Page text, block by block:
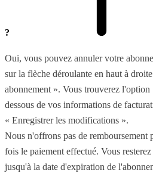
?
Oui, vous pouvez annuler votre
sur la flèche déroulante en haut à
abonnement ». Vous trouverez
dessous de vos informations de
« Enregistrer les modifications ».
Nous n'offrons pas de remboursement
fois le paiement effectué. Vous
jusqu'à la date d'expiration de